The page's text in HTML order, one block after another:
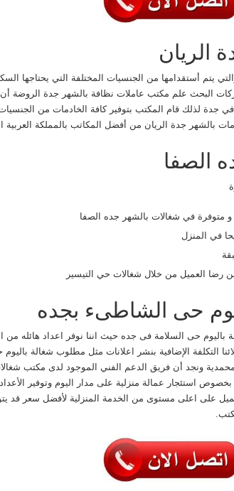
الريان
يتم أستقدامها من الجنسيات المختلفة التي يحتاجها
البحث علم مكتب عاملات نظافة بالشهر جدة الروضة
جدة لذلك قام المكتب بتوفير كافة الخادمات من الجنسيات
بالشهر جدة الريان من أفضل المكاتب بالمملكة العربية
الصفا
و متوفرة في شغالات بالشهر جده الصفا
في المنزل
رضا العميل من خلال شغالات حي التيسير
حى الشاطىء بجده
باليوم حى السلامة فى جده حيث اننا نوفر اعداد هائله من
التكلفة الإضافية بنشر اعلانات مثل مطلوب شغالة
ونجد أن فريق الدعم الفني الموجود لدى مكتب
استئجار عمالة منزلية على مدار اليوم وتوفير الأعداد
على اعلى مستوى من الخدمة المنزلية لأفضل سعر قد